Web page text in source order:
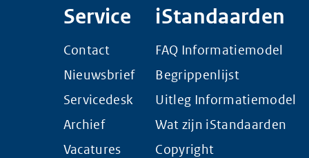
Service
Contact
Nieuwsbrief
Servicedesk
Archief
Vacatures
iStandaarden
FAQ Informatiemodel
Begrippenlijst
Uitleg Informatiemodel
Wat zijn iStandaarden
Copyright